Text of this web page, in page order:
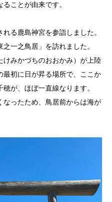
ことが由来です。
る鹿島神宮を参詣しました。
一之鳥居」を訪れました。
けみかづちのおおかみ）が上陸
最初に日が昇る場所で、ここか
が、ほぼ一直線なります。
なったため、鳥居前からは海が